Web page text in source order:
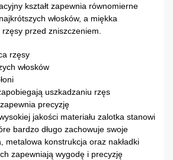
kształt zapewnia równomierne
włosków, a miękka
przed zniszczeniem.
rzęsy
włosków
uszkadzaniu rzęs
precyzję
jakości materiału zalotka stanowi
bardzo długo zachowuje swoje
metalowa konstrukcja oraz nakładki
zapewniają wygodę i precyzję